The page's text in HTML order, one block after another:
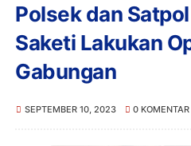
Polsek dan
Saketi Lakukan
Gabungan
SEPTEMBER 10, 2023 0 KOMENTAR